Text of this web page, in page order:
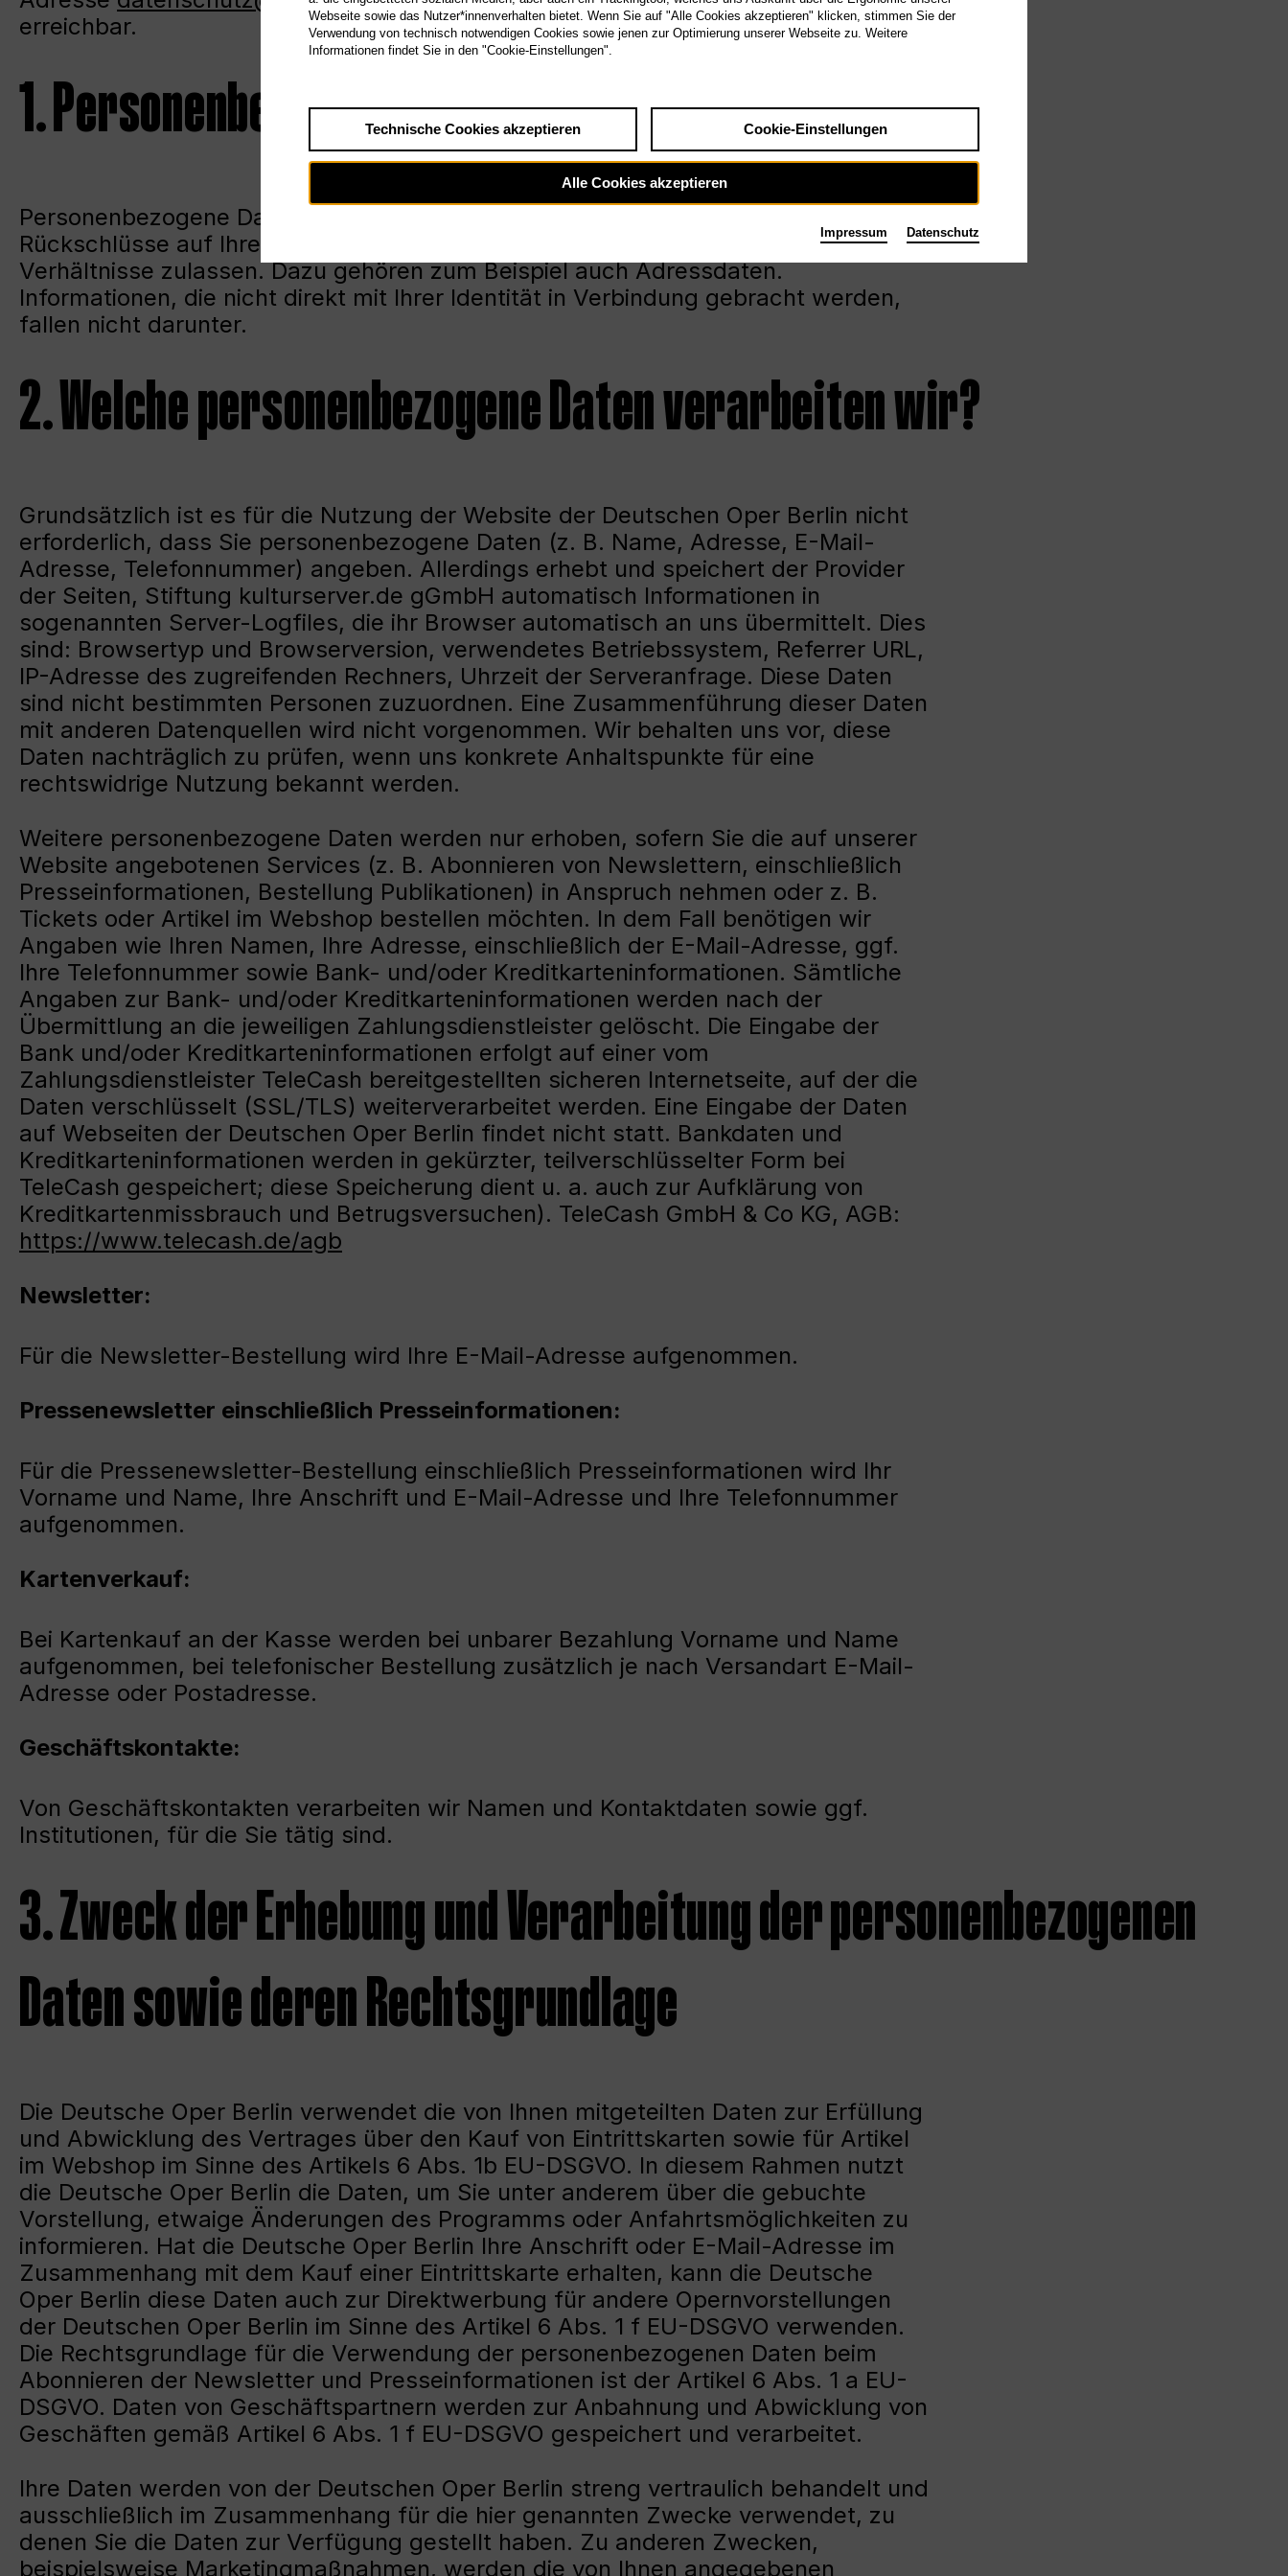
erreichbar.
1. Personenbezogene Daten
Personenbezogene Daten sind Einzelangaben über natürliche Personen, die
Rückschlüsse auf Ihre persönlichen, wirtschaftlichen oder tatsächlichen
Verhältnisse zulassen. Dazu gehören zum Beispiel auch Adressdaten.
Informationen, die nicht direkt mit Ihrer Identität in Verbindung gebracht werden,
fallen nicht darunter.
2. Welche personenbezogene Daten verarbeiten wir?
Grundsätzlich ist es für die Nutzung der Website der Deutschen Oper Berlin nicht
erforderlich, dass Sie personenbezogene Daten (z. B. Name, Adresse, E-Mail-
Adresse, Telefonnummer) angeben. Allerdings erhebt und speichert der Provider
der Seiten, Stiftung kulturserver.de gGmbH automatisch Informationen in
sogenannten Server-Logfiles, die ihr Browser automatisch an uns übermittelt. Dies
sind: Browsertyp und Browserversion, verwendetes Betriebssystem, Referrer URL,
IP-Adresse des zugreifenden Rechners, Uhrzeit der Serveranfrage. Diese Daten
sind nicht bestimmten Personen zuzuordnen. Eine Zusammenführung dieser Daten
mit anderen Datenquellen wird nicht vorgenommen. Wir behalten uns vor, diese
Daten nachträglich zu prüfen, wenn uns konkrete Anhaltspunkte für eine
rechtswidrige Nutzung bekannt werden.
Weitere personenbezogene Daten werden nur erhoben, sofern Sie die auf unserer
Website angebotenen Services (z. B. Abonnieren von Newslettern, einschließlich
Presseinformationen, Bestellung Publikationen) in Anspruch nehmen oder z. B.
Tickets oder Artikel im Webshop bestellen möchten. In dem Fall benötigen wir
Angaben wie Ihren Namen, Ihre Adresse, einschließlich der E-Mail-Adresse, ggf.
Ihre Telefonnummer sowie Bank- und/oder Kreditkarteninformationen. Sämtliche
Angaben zur Bank- und/oder Kreditkarteninformationen werden nach der
Übermittlung an die jeweiligen Zahlungsdienstleister gelöscht. Die Eingabe der
Bank und/oder Kreditkarteninformationen erfolgt auf einer vom
Zahlungsdienstleister TeleCash bereitgestellten sicheren Internetseite, auf der die
Daten verschlüsselt (SSL/TLS) weiterverarbeitet werden. Eine Eingabe der Daten
auf Webseiten der Deutschen Oper Berlin findet nicht statt. Bankdaten und
Kreditkarteninformationen werden in gekürzter, teilverschlüsselter Form bei
TeleCash gespeichert; diese Speicherung dient u. a. auch zur Aufklärung von
Kreditkartenmissbrauch und Betrugsversuchen). TeleCash GmbH & Co KG, AGB:
https://www.telecash.de/agb
Newsletter:
Für die Newsletter-Bestellung wird Ihre E-Mail-Adresse aufgenommen.
Pressenewsletter einschließlich Presseinformationen:
Für die Pressenewsletter-Bestellung einschließlich Presseinformationen wird Ihr
Vorname und Name, Ihre Anschrift und E-Mail-Adresse und Ihre Telefonnummer
aufgenommen.
Kartenverkauf:
Bei Kartenkauf an der Kasse werden bei unbarer Bezahlung Vorname und Name
aufgenommen, bei telefonischer Bestellung zusätzlich je nach Versandart E-Mail-
Adresse oder Postadresse.
Geschäftskontakte:
Von Geschäftskontakten verarbeiten wir Namen und Kontaktdaten sowie ggf.
Institutionen, für die Sie tätig sind.
3. Zweck der Erhebung und Verarbeitung der personenbezogenen
Daten sowie deren Rechtsgrundlage
Die Deutsche Oper Berlin verwendet die von Ihnen mitgeteilten Daten zur Erfüllung
und Abwicklung des Vertrages über den Kauf von Eintrittskarten sowie für Artikel
im Webshop im Sinne des Artikels 6 Abs. 1b EU-DSGVO. In diesem Rahmen nutzt
die Deutsche Oper Berlin die Daten, um Sie unter anderem über die gebuchte
Vorstellung, etwaige Änderungen des Programms oder Anfahrtsmöglichkeiten zu
informieren. Hat die Deutsche Oper Berlin Ihre Anschrift oder E-Mail-Adresse im
Zusammenhang mit dem Kauf einer Eintrittskarte erhalten, kann die Deutsche
Oper Berlin diese Daten auch zur Direktwerbung für andere Opernvorstellungen
der Deutschen Oper Berlin im Sinne des Artikel 6 Abs. 1 f EU-DSGVO verwenden.
Die Rechtsgrundlage für die Verwendung der personenbezogenen Daten beim
Abonnieren der Newsletter und Presseinformationen ist der Artikel 6 Abs. 1 a EU-
DSGVO. Daten von Geschäftspartnern werden zur Anbahnung und Abwicklung von
Geschäften gemäß Artikel 6 Abs. 1 f EU-DSGVO gespeichert und verarbeitet.
Ihre Daten werden von der Deutschen Oper Berlin streng vertraulich behandelt und
ausschließlich im Zusammenhang für die hier genannten Zwecke verwendet, zu
denen Sie die Daten zur Verfügung gestellt haben. Zu anderen Zwecken,
beispielsweise Marketingmaßnahmen, werden die von Ihnen angegebenen
Webseite sowie das Nutzer*innenverhalten bietet. Wenn Sie auf "Alle Cookies akzeptieren" klicken, stimmen Sie der
Verwendung von technisch notwendigen Cookies sowie jenen zur Optimierung unserer Webseite zu. Weitere
Informationen findet Sie in den "Cookie-Einstellungen".
Technische Cookies akzeptieren Cookie-Einstellungen
Alle Cookies akzeptieren
Impressum Datenschutz